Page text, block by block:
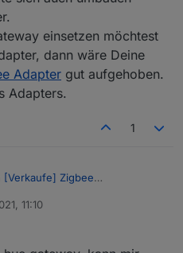
einsetzen möchtest
dann wäre Deine
Adapter gut aufgehoben.
Adapters.
1
[Verkaufe] Zigbee
sagen. Ich verwende den
11:10